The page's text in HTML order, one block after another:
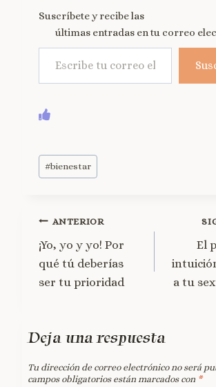
Suscríbete y recibe las
últimas entradas en tu correo
#bienestar
ANTERIOR
¡Yo, yo y yo! Por
qué tú deberías
ser tu prioridad
El
a tu
Deja una respuesta
Tu dirección de correo electrónico no será
campos obligatorios están marcados con *